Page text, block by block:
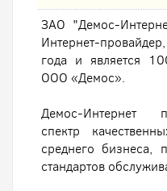
ЗАО "Демос-
Интернет-
года и является
ООО «Демос».
Демос-Интернет
спектр
среднего бизнеса,
стандартов